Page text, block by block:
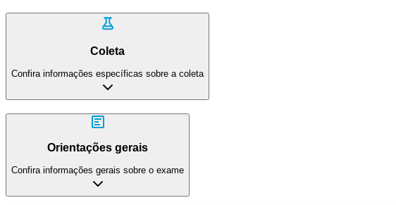
Coleta
Confira informações específicas sobre a coleta
Orientações gerais
Confira informações gerais sobre o exame